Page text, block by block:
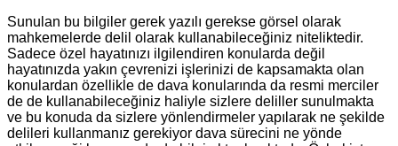
Sunulan bu bilgiler gerek yazılı gerekse görsel olarak
mahkemelerde delil olarak kullanabileceğiniz niteliktedir.
Sadece özel hayatınızı ilgilendiren konularda değil
hayatınızda yakın çevrenizi işlerinizi de kapsamakta olan
konulardan özellikle de dava konularında da resmi merciler
de de kullanabileceğiniz haliyle sizlere deliller sunulmakta
ve bu konuda da sizlere yönlendirmeler yapılarak ne şekilde
delileri kullanmanız gerekiyor dava sürecini ne yönde